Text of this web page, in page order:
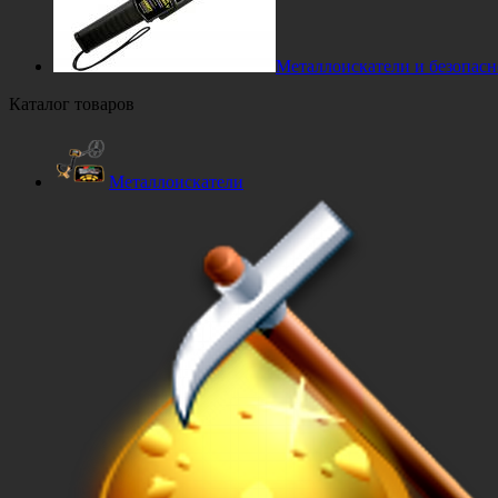
Металлоискатели и
Каталог товаров
Металлоискатели